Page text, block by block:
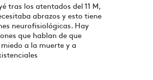
tras los atentados del 11 M,
abrazos y esto tiene
neurofisiológicas. Hay
que hablan de que
a la muerte y a